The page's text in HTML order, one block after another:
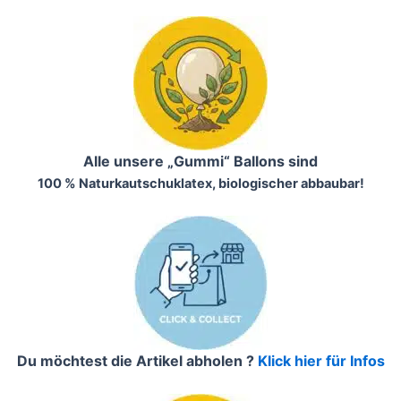
Alle unsere „Gummi“ Ballons sind
100 % Naturkautschuklatex, biologischer abbaubar!
Du möchtest die Artikel abholen ? Klick hier für Infos